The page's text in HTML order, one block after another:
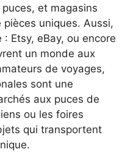
et magasins
uniques. Aussi,
Etsy, eBay, ou encore
un monde aux
de voyages,
sont une
aux puces de
ou les foires
qui transportent